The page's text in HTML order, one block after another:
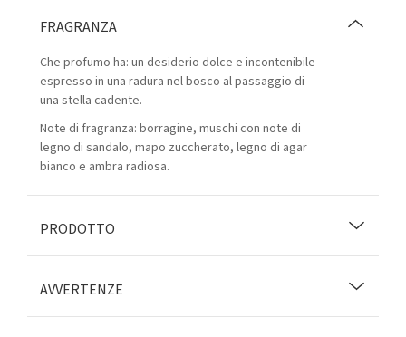
FRAGRANZA
Che profumo ha: un desiderio dolce e incontenibile
espresso in una radura nel bosco al passaggio di
una stella cadente.
Note di fragranza: borragine, muschi con note di
legno di sandalo, mapo zuccherato, legno di agar
bianco e ambra radiosa.
PRODOTTO
AVVERTENZE